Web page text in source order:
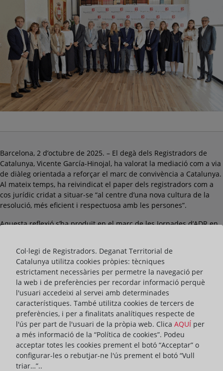
Barcelona, 2 d’octubre de 2025. – El degà dels Registradors de
Catalunya, Vicente García-Hinojal, ha valorat la mediació com a via
de diàleg orientada a reforçar el marc de convivència a Catalunya.
Al mateix temps, ha reivindicat el paper dels registradors com a
cos jurídic cridat a situar-se “al centre d’una nova cultura de la
resolució, més eficient i respectuosa amb les persones”.
Aquesta reflexió s’ha produït en el marc de les Jornades d’ADR en
“On som 180 dies després de la Llei Orgànica 1/2025?”
L’acte, que ha arribat a la seva quarta edició, ha reunit prop d’un
centenar d’assistents i ha comptat amb la presència de la
directora general de Dret, Entitats Jurídiques i Mediació de la
Generalitat de Catalunya, Inmaculada Barral. També hi han
participat destacades figures del món jurídic català com la
vicepresidenta de l’Acadèmia de Jurisprudència i Legislació de
Catalunya, Maria Eugènia Alegret, o el magistrat Jordi Seguí i
Puntas, president de la Secció 16a de l’Audiència Provincial de
Barcelona, entre d’altres.
Col·legi de Registradors. Deganat Territorial de
Catalunya utilitza cookies pròpies: tècniques
estrictament necessàries per permetre la navegació per
la web i de preferències per recordar informació perquè
l'usuari accedeixi al servei amb determinades
característiques. També utilitza cookies de tercers de
preferències, i per a finalitats analítiques respecte de
l'ús per part de l'usuari de la pròpia web. Clica AQUÍ per
a més informació de la “Política de cookies”. Podeu
acceptar totes les cookies prement el botó “Acceptar” o
configurar-les o rebutjar-ne l'ús prement el botó “Vull
triar…”..